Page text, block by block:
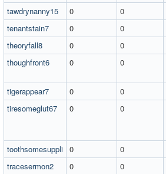
tawdrynanny15
0 0
tenantstain7
0
0
theoryfall8
0
0
thoughfront6
0 0
tigerappear7
0 0
tiresomeglut67
0 0
toothsomesuppli 0
0
tracesermon2
0
0